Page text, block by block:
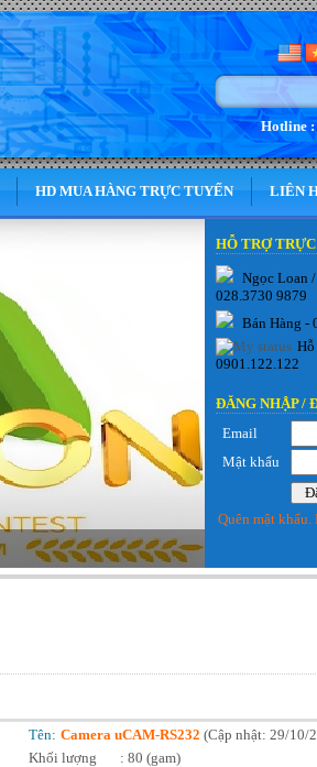
Hotline :
HD MUA HÀNG TRỰC TUYẾN LIÊN
HỖ TRỢ
Ngọc Loan
028.3730 9879
Bán Hàng -
0901.122.122
ĐĂNG NHẬP /
Email
Mật khẩu
Quên mật khẩu.
Tên: Camera uCAM-RS232 (Cập nhật: 29/10/
Khối lượng
: 80 (gam)